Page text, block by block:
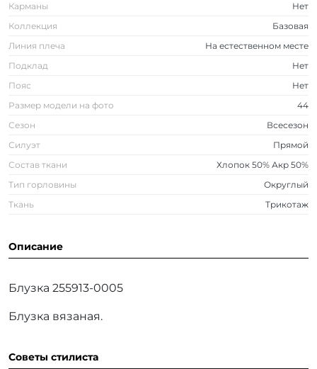
Карманы
Нет
Коллекция
Базовая
Линия плеча
На естественном месте
Подклад
Нет
Пояс
Нет
Размер модели на фото
44
Сезон
Всесезон
Силуэт
Прямой
Состав ткани
Хлопок 50% Акр 50%
Тип горловины
Округлый
Ткань
Трикотаж
Советы стилиста
Описание
Блузка 255913-0005
Блузка вязаная.